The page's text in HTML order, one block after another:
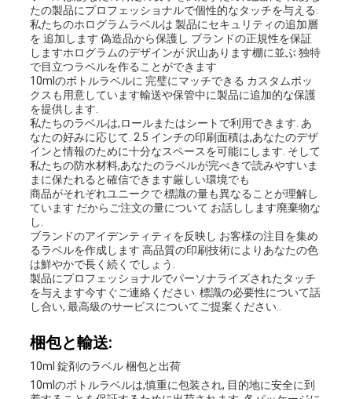
たの製品にプロフェッショナルで個性的なタッチを与える.
私たちのホログラムラベルは 製品にセキュリティの追加層
を 追加します 偽造品から保護し ブランドの正規性を保証
しますホログラムのデザインが 沢山あります棚に並ぶ 独特
で目立つラベルを作ることができます
10mlのボトルラベルに 完璧にマッチできる カスタムボッ
クスも用意しています輸送や保管中に製品に追加的な保護
を提供します.
私たちのラベルは,ロールまたはシートで利用できます. あ
なたの好みに応じて. 2.5 インチの印刷面積は,あなたのデザ
インと情報のために十分なスペースを可能にします. そして
私たちの防水材料,あなたのラベルが完ぺきで読みやすいま
まに保たれると確信できます厳しい環境でも
商品がそれぞれユニークで 標識の量も異なることが理解し
ています だからご注文の量について お話しします廃棄物な
し.
ブランドのアイデンティティを反映し お客様の注目を集め
るラベルを作成します 高品質の印刷技術によりあなたの色
は鮮やかで長く続くでしょう.
製品にプロフェッショナルでパーソナライズされたタッチ
を与えます今すぐご連絡ください. 標識の必要性について話
し合い, 最高級のサービスについてご提案ください..
梱包と輸送:
10ml 錠剤のラベル 梱包と出荷
10mlのボトルラベルは,慎重に包装され, 目的地に安全に到